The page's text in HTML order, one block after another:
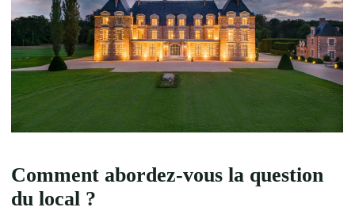
Comment abordez-vous la question
du local ?